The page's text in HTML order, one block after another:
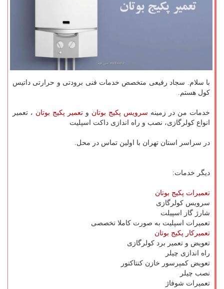
با سلام. سجاد رفیعی متخصص خدمات فنی برودتی و حرارتی داتیس
کول هستم.
خدمات من در زمینه سرویس پکیج بوتان و تعمیر پکیج بوتان ، تعمیر
انواع کولرگازی، نصب و راه اندازی داکت اسپلیت
در سراسر استان تهران با اولین تماس در محل.
دیگر خدمات:
تعمیرات پکیج بوتان
سرویس کولرگازی
شارژ گاز اسپیلت
تعمیرات اسپلیت به صورت کاملا تخصصی
تعمیرکار پکیج بوتان
تعویض و تعمیر برد کولرگازی
راه اندازی چیلر
تعویض کمپرسور خازن کنتاکتور
نصب چیلر
تعمیرات شوفاژ